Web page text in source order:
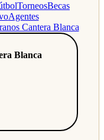
TorneosBecas
Agentes
Cantera Blanca
Blanca